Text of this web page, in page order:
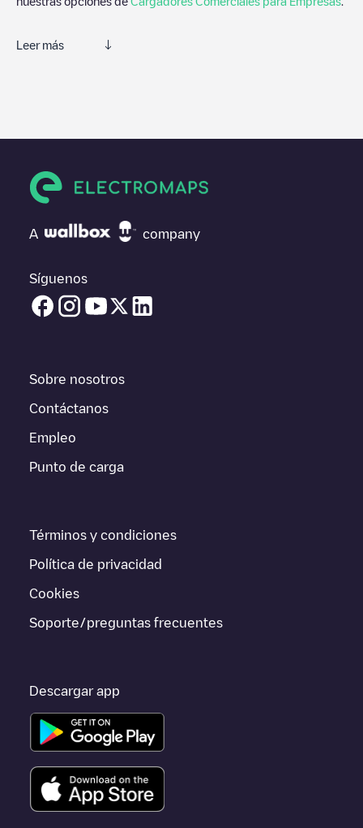
Leer más
su vehículo eléctrico.
necesitas, comprueba en la parte inferior cuál es el punto de
carga que está más cerca de tí en “puntos de carga más
para vehículos eléctricos cercanas, así como si están en un
parking, en superficie y la distancia en KM a la que están.
800089está disponible, así como las indicaciones de acceso en
las instrucciones necesarias para que puedas realizar
CrailsheimEnBW charging station 800089
Si este cargador deCrailsheimno vale para tu coche, existen
ir a otras ciudades comoStuttgart
porque están cerca y se encuentran dentro de
A company
Síguenos
Sobre nosotros
Contáctanos
Empleo
Punto de carga
Términos y condiciones
Política de privacidad
Cookies
Soporte/preguntas frecuentes
Descargar app